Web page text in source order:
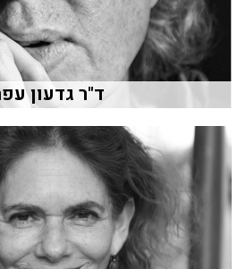
ד"ר גדעון